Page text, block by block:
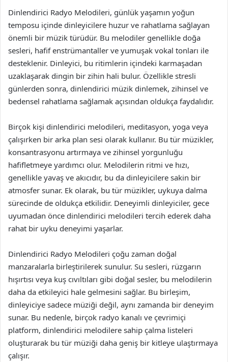
Dinlendirici Radyo Melodileri, günlük yaşamın yoğun
temposu içinde dinleyicilere huzur ve rahatlama sağlayan
önemli bir müzik türüdür. Bu melodiler genellikle doğa
sesleri, hafif enstrümantaller ve yumuşak vokal tonları ile
desteklenir. Dinleyici, bu ritimlerin içindeki karmaşadan
uzaklaşarak dingin bir zihin hali bulur. Özellikle stresli
günlerden sonra, dinlendirici müzik dinlemek, zihinsel ve
bedensel rahatlama sağlamak açısından oldukça faydalıdır.
Birçok kişi dinlendirici melodileri, meditasyon, yoga veya
çalışırken bir arka plan sesi olarak kullanır. Bu tür müzikler,
konsantrasyonu artırmaya ve zihinsel yorgunluğu
hafifletmeye yardımcı olur. Melodilerin ritmi ve hızı,
genellikle yavaş ve akıcıdır, bu da dinleyicilere sakin bir
atmosfer sunar. Ek olarak, bu tür müzikler, uykuya dalma
sürecinde de oldukça etkilidir. Deneyimli dinleyiciler, gece
uyumadan önce dinlendirici melodileri tercih ederek daha
rahat bir uyku deneyimi yaşarlar.
Dinlendirici Radyo Melodileri çoğu zaman doğal
manzaralarla birleştirilerek sunulur. Su sesleri, rüzgarın
hışırtısı veya kuş cıvıltıları gibi doğal sesler, bu melodilerin
daha da etkileyici hale gelmesini sağlar. Bu birleşim,
dinleyiciye sadece müziği değil, aynı zamanda bir deneyim
sunar. Bu nedenle, birçok radyo kanalı ve çevrimiçi
platform, dinlendirici melodilere sahip çalma listeleri
oluşturarak bu tür müziği daha geniş bir kitleye ulaştırmaya
çalışır.